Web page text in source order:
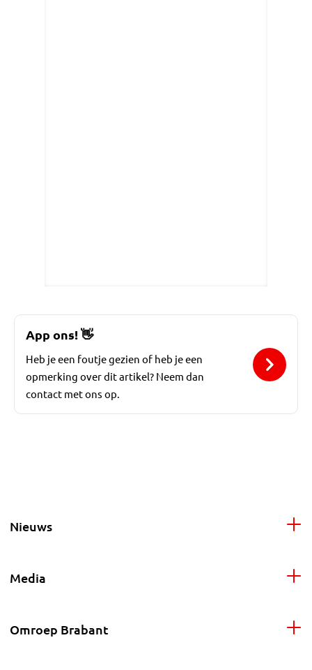
App ons!👋
Heb je een foutje gezien of heb je een
opmerking over dit artikel? Neem dan
contact met ons op.
Nieuws
Media
Omroep Brabant